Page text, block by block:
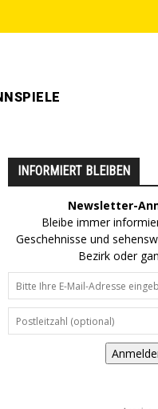
INFORMIERT BLEIBEN
Newsletter-
Bleibe immer
Geschehnisse und
Bezirk oder